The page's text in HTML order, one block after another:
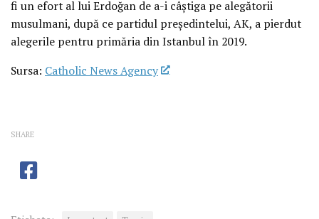
fi un efort al lui Erdoğan de a-i câștiga pe alegătorii
musulmani, după ce partidul președintelui, AK, a pierdut
alegerile pentru primăria din Istanbul în 2019.
Sursa: Catholic News Agency
SHARE